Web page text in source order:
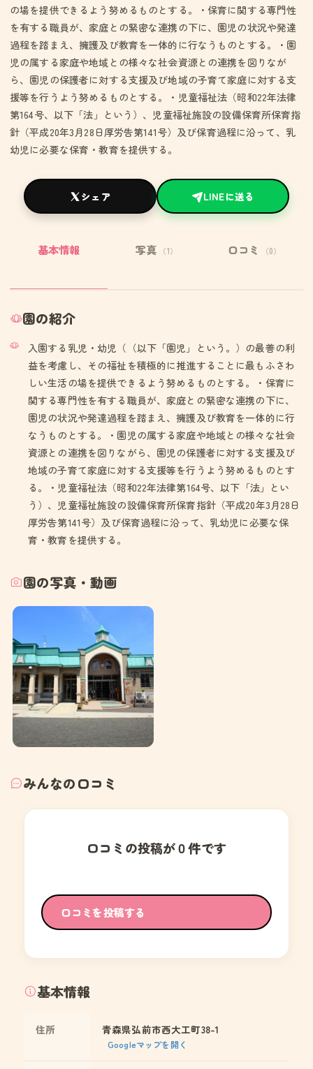
の場を提供できるよう努めるものとする。・保育に関する専門性
を有する職員が、家庭との緊密な連携の下に、園児の状況や発達
過程を踏まえ、擁護及び教育を一体的に行なうものとする。・園
児の属する家庭や地域との様々な社会資源との連携を図りなが
ら、園児の保護者に対する支援及び地域の子育て家庭に対する支
援等を行うよう努めるものとする。・児童福祉法（昭和22年法律
第164号、以下「法」という）、児童福祉施設の設備保育所保育指
針（平成20年3月28日厚労告第141号）及び保育過程に沿って、乳
幼児に必要な保育・教育を提供する。
シェア LINEに送る
基本情報 写真 （1） 口コミ （0）
園の紹介
入園する乳児・幼児（（以下「園児」という。）の最善の利
益を考慮し、その福祉を積極的に推進することに最もふさわ
しい生活の場を提供できるよう努めるものとする。・保育に
関する専門性を有する職員が、家庭との緊密な連携の下に、
園児の状況や発達過程を踏まえ、擁護及び教育を一体的に行
なうものとする。・園児の属する家庭や地域との様々な社会
資源との連携を図りながら、園児の保護者に対する支援及び
地域の子育て家庭に対する支援等を行うよう努めるものとす
る。・児童福祉法（昭和22年法律第164号、以下「法」とい
う）、児童福祉施設の設備保育所保育指針（平成20年3月28日
厚労告第141号）及び保育過程に沿って、乳幼児に必要な保
育・教育を提供する。
園の写真・動画
みんなの口コミ
口コミの投稿が０件です
口コミを投稿する
基本情報
住所 青森県弘前市西大工町38-1
Googleマップを開く